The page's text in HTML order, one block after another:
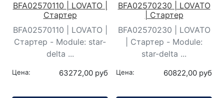
BFA02570110 | LOVATO |
Стартер
BFA02570110 | LOVATO |
Стартер - Module: star-
delta ...
Цена: 63272,00 руб
BFA02570230 | LOVATO
| Стартер
BFA02570230 | LOVATO
| Стартер - Module:
star-delta ...
Цена: 60822,00 руб